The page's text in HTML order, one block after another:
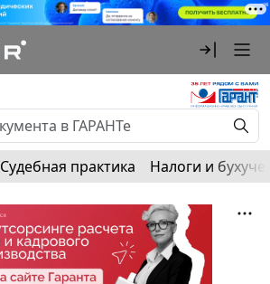
Судебная практика Налоги и